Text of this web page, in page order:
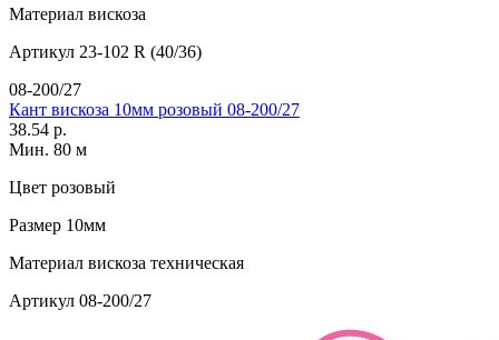
Материал вискоза
Артикул 23-102 R (40/36)
08-200/27
Кант вискоза 10мм розовый 08-200/27
38.54 р.
Мин. 80 м
Цвет розовый
Размер 10мм
Материал вискоза техническая
Артикул 08-200/27